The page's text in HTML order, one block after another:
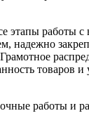
этапы работы с
надежно
товаров и
работы и